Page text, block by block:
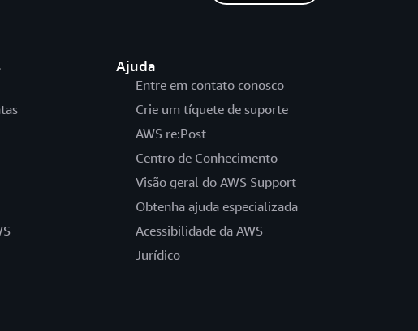
Ajuda
Entre em contato conosco
Crie um tíquete de suporte
AWS re:Post
Centro de Conhecimento
Visão geral do AWS Support
Obtenha ajuda especializada
Acessibilidade da AWS
Jurídico